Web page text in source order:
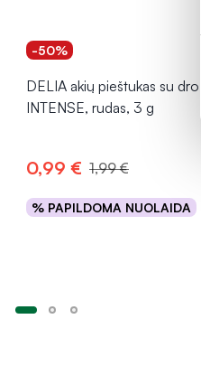
-50%
DELIA akių pieštukas su
INTENSE, rudas, 3 g
0,99 € 1,99 €
% PAPILDOMA NUOLAIDA
Į krepšelį